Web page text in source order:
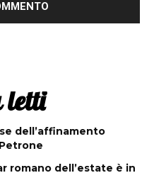
dell’affinamento
romano dell’estate è in